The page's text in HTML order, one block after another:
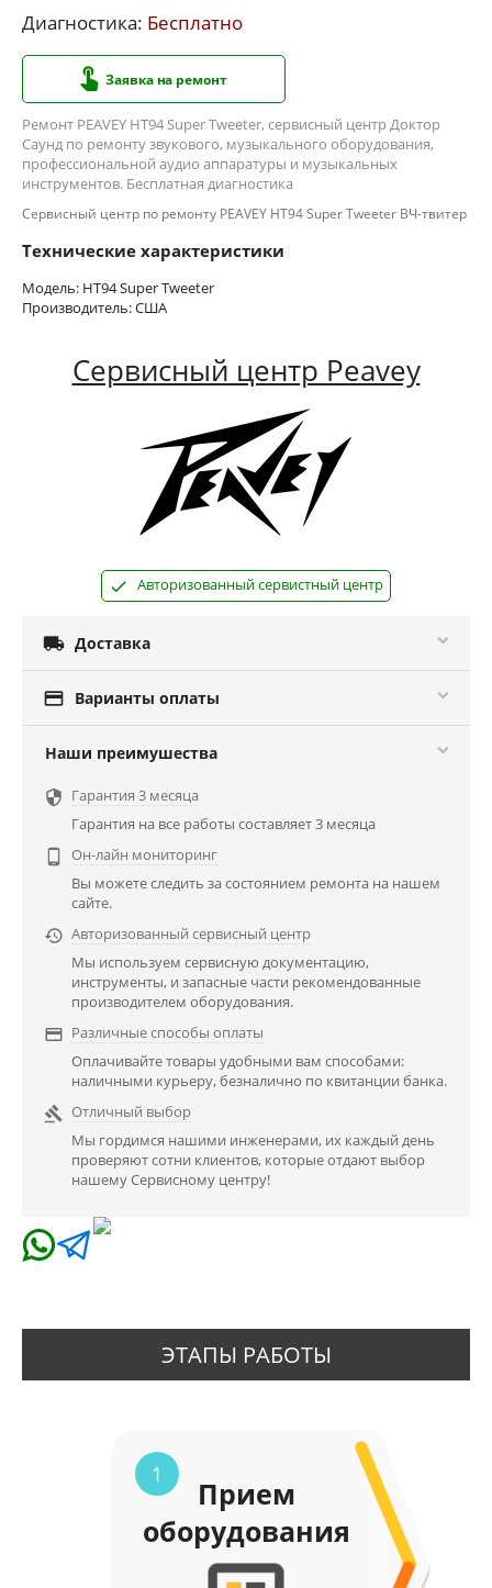
Диагностика: Бесплатно
Заявка на ремонт
Ремонт PEAVEY HT94 Super Tweeter, сервисный центр Доктор
Саунд по ремонту звукового, музыкального оборудования,
профессиональной аудио аппаратуры и музыкальных
инструментов. Бесплатная диагностика
Сервисный центр по ремонту PEAVEY HT94 Super Tweeter ВЧ-твитер
Технические характеристики
Модель: HT94 Super Tweeter
Производитель: США
Сервисный центр Peavey
Авторизованный сервистный центр
 Доставка
 Варианты оплаты
Наши преимушества
 Гарантия 3 месяца
Гарантия на все работы составляет 3 месяца

Он-лайн мониторинг
Вы можете следить за состоянием ремонта на нашем
сайте.
 Авторизованный сервисный центр
Мы используем сервисную документацию,
инструменты, и запасные части рекомендованные
производителем оборудования.
 Различные способы оплаты
Оплачивайте товары удобными вам способами:
наличными курьеру, безналично по квитанции банка.
 Отличный выбор
Мы гордимся нашими инженерами, их каждый день
проверяют сотни клиентов, которые отдают выбор
нашему Сервисному центру!
ЭТАПЫ РАБОТЫ
1
Прием
оборудования